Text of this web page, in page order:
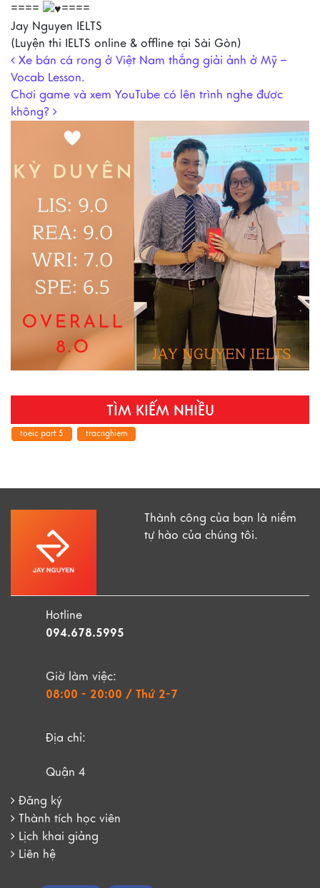
====
====
Jay Nguyen IELTS
(Luyện thi IELTS online & offline tại Sài Gòn)
Post navigation
Xe bán cá rong ở Việt Nam thắng giải ảnh ở Mỹ –
Vocab Lesson.
Chơi game và xem YouTube có lên trình nghe được
không?
TÌM KIẾM NHIỀU
toeic part 5 tracnghiem
Thành công của bạn là niềm
tự hào của chúng tôi.
Hotline
094.678.5995
Giờ làm việc:
08:00 - 20:00 / Thứ 2-7
Địa chỉ:
Quận 4
Đăng ký
Thành tích học viên
Lịch khai giảng
Liên hệ